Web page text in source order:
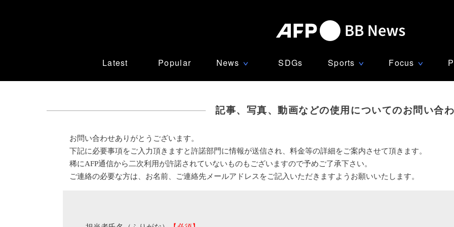
Latest Popular News ∨ SDGs Sports ∨ Focus ∨
記事、写真、動画などの使用についてのお問い合
お問い合わせありがとうございます。
下記に必要事項をご入力頂きますと許諾部門に情報が送信され、料金等の詳細をご案内させて頂きます。
稀にAFP通信から二次利用が許諾されていないものもございますので予めご了承下さい。
ご連絡の必要な方は、お名前、ご連絡先メールアドレスをご記入いただきますようお願いいたします。